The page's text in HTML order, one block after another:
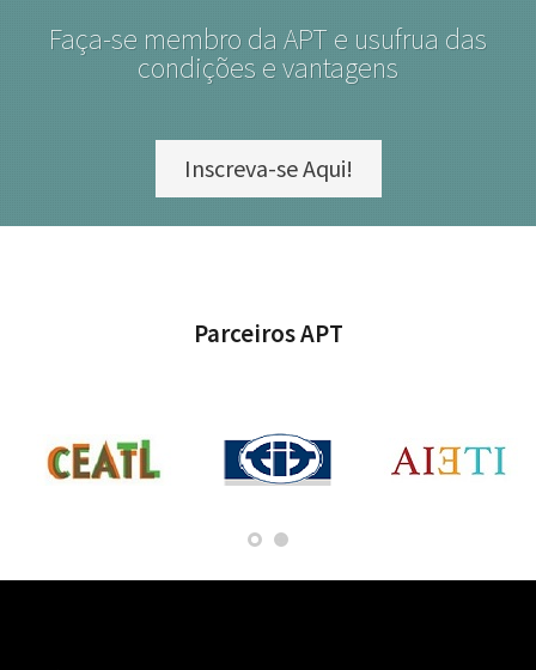
Faça-se membro da APT e usufrua das
condições e vantagens
Inscreva-se Aqui!
Parceiros APT